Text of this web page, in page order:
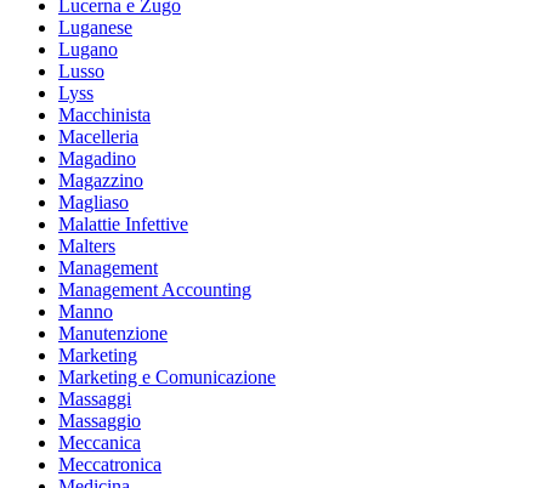
Lucerna e Zugo
Luganese
Lugano
Lusso
Lyss
Macchinista
Macelleria
Magadino
Magazzino
Magliaso
Malattie Infettive
Malters
Management
Management Accounting
Manno
Manutenzione
Marketing
Marketing e Comunicazione
Massaggi
Massaggio
Meccanica
Meccatronica